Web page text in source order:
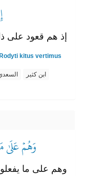
إذ هم قعود على
kitus vertimus
ابن كثير
وَهُمۡ عَلَىٰ
وهم على ما